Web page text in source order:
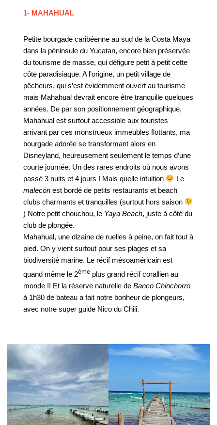
1- MAHAHUAL
Petite bourgade caribéenne au sud de la Costa Maya
dans la péninsule du Yucatan, encore bien préservée
du tourisme de masse, qui défigure petit à petit cette
côte paradisiaque. A l’origine, un petit village de
pêcheurs, qui s’est évidemment ouvert au tourisme
mais Mahahual devrait encore être tranquille quelques
années. De par son positionnement géographique,
Mahahual est surtout accessible aux touristes
arrivant par ces monstrueux immeubles flottants, ma
bourgade adorée se transformant alors en
Disneyland, heureusement seulement le temps d’une
courte journée. Un des rares endroits où nous avons
passé 3 nuits et 4 jours ! Mais quelle intuition
Le
malecón est bordé de petits restaurants et beach
clubs charmants et tranquilles (surtout hors saison
) Notre petit chouchou, le Yaya Beach, juste à côté du
club de plongée.
Mahahual, une dizaine de ruelles à peine, on fait tout à
pied. On y vient surtout pour ses plages et sa
biodiversité marine. Le récif mésoaméricain est
quand même le 2ème plus grand récif corallien au
monde !! Et la réserve naturelle deBanco Chinchorro
à 1h30 de bateau a fait notre bonheur de plongeurs,
avec notre super guide Nico du Chili.